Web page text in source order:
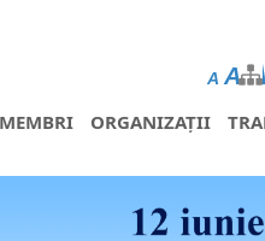
A AA
MEMBRI ORGANIZAȚII